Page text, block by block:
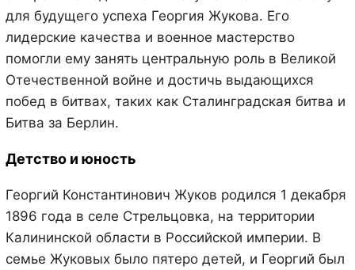
для будущего успеха Георгия Жукова. Его
лидерские качества и военное мастерство
помогли ему занять центральную роль в Великой
Отечественной войне и достичь выдающихся
побед в битвах, таких как Сталинградская битва и
Битва за Берлин.
Детство и юность
Георгий Константинович Жуков родился 1 декабря
1896 года в селе Стрельцовка, на территории
Калининской области в Российской империи. В
семье Жуковых было пятеро детей, и Георгий был